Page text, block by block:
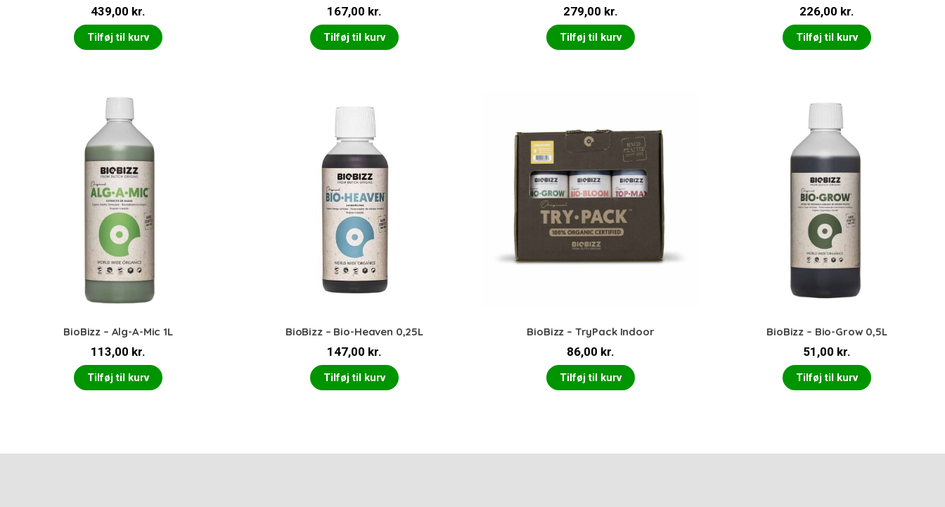
439,00 kr.
Tilføj til kurv
167,00 kr.
Tilføj til kurv
279,00 kr.
Tilføj til kurv
226,00 kr.
Tilføj til kurv
BioBizz – Alg-A-Mic 1L
113,00 kr.
Tilføj til kurv
BioBizz – Bio-Heaven 0,25L
147,00 kr.
Tilføj til kurv
BioBizz – TryPack Indoor
86,00 kr.
Tilføj til kurv
BioBizz – Bio-Grow 0,5L
51,00 kr.
Tilføj til kurv